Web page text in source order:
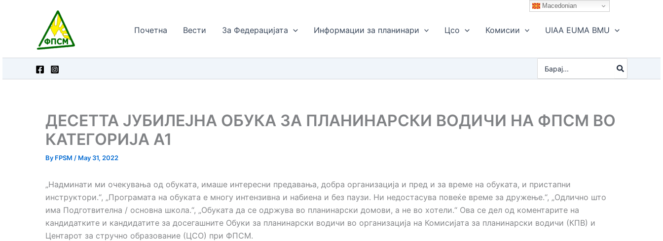
Почетна Вести За Федерацијата Информации за планинари Цсо Комисии UIAA EUMA BMU
for:
ДЕСЕТТА ЈУБИЛЕЈНА ОБУКА ЗА ПЛАНИНАРСКИ ВОДИЧИ НА ФПСМ ВО
КАТЕГОРИЈА А1
By FPSM / May 31, 2022
„Надминати ми очекувања од обуката, имаше интересни предавања, добра организација и пред и за време на обуката, и пристапни
инструктори.“, „Програмата на обуката е многу интензивна и набиена и без паузи. Ни недостасува повеќе време за дружење.“, „Одлично што
има Подготвителна / основна школа.“, „Обуката да се одржува во планинарски домови, а не во хотели.“ Ова се дел од коментарите на
кандидатките и кандидатите за досегашните Обуки за планинарски водичи во организација на Комисијата за планинарски водичи (КПВ) и
Центарот за стручно образование (ЦСО) при ФПСМ.
Macedonian